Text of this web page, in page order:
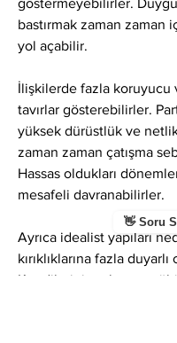
👋 Soru
göstermeyebilirler.
bastırmak zaman zaman
yol açabilir.
İlişkilerde fazla koruyucu
tavırlar gösterebilirler.
yüksek dürüstlük ve
zaman zaman çatışma
Hassas oldukları
mesafeli davranabilirler.
Ayrıca idealist yapıları
kırıklıklarına fazla
Kendilerini toplumun